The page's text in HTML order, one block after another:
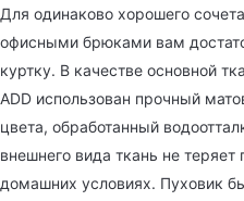
Для одинаково хорошего
офисными брюками вам
куртку. В качестве основной
ADD использован прочный
цвета, обработанный
внешнего вида ткань не
домашних условиях. Пуховик